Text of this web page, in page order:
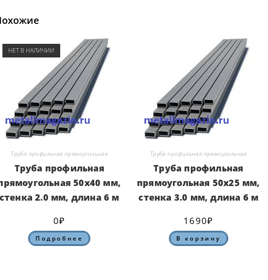
НЕТ В НАЛИЧИИ
Труба профильная прямоугольная
Труба профильная
50х40 мм,
стенка 2.0 мм, длина 6 м
0₽
Подробнее
Труба профильная прямоугольная
Труба профильная
прямоугольная 50х25 мм,
стенка 3.0 мм, длина 6 м
1690₽
В корзину